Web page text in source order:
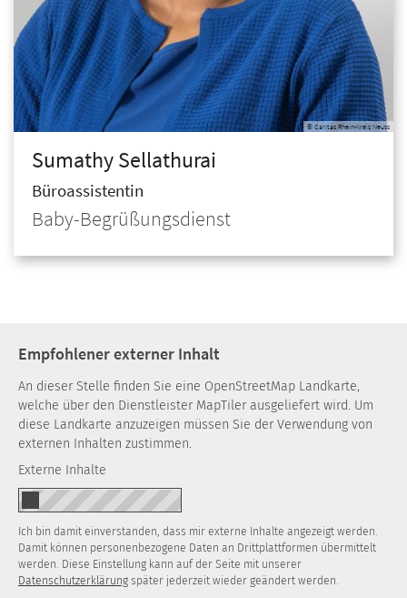
© Caritas Rhein-Kreis Neuss
SumathySellathurai
Büroassistentin
Baby-Begrüßungsdienst
Empfohlener externer Inhalt
An dieser Stelle finden Sie eine OpenStreetMap Landkarte,
welche über den Dienstleister MapTiler ausgeliefert wird. Um
diese Landkarte anzuzeigen müssen Sie der Verwendung von
externen Inhalten zustimmen.
Externe Inhalte
Ich bin damit einverstanden, dass mir externe Inhalte angezeigt werden.
Damit können personenbezogene Daten an Drittplattformen übermittelt
werden. Diese Einstellung kann auf der Seite mit unserer
Datenschutzerklärung später jederzeit wieder geändert werden.